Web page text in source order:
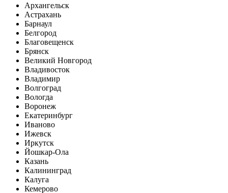
Архангельск
Астрахань
Барнаул
Белгород
Благовещенск
Брянск
Великий Новгород
Владивосток
Владимир
Волгоград
Вологда
Воронеж
Екатеринбург
Иваново
Ижевск
Иркутск
Йошкар-Ола
Казань
Калининград
Калуга
Кемерово